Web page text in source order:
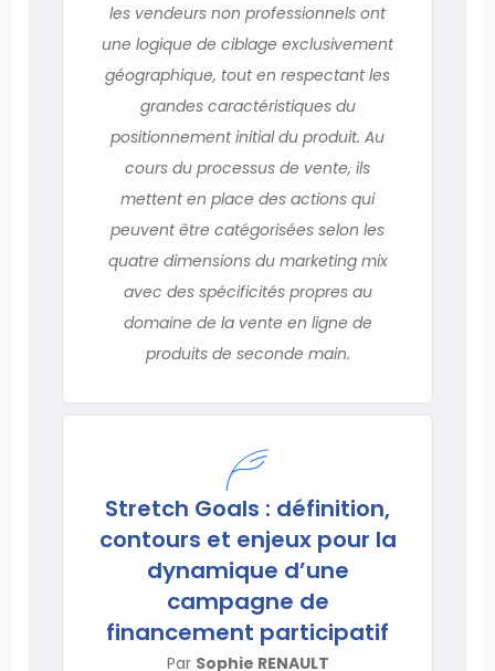
les vendeurs non professionnels ont
une logique de ciblage exclusivement
géographique, tout en respectant les
grandes caractéristiques du
positionnement initial du produit. Au
cours du processus de vente, ils
mettent en place des actions qui
peuvent être catégorisées selon les
quatre dimensions du marketing mix
avec des spécificités propres au
domaine de la vente en ligne de
produits de seconde main.
Stretch Goals : définition,
contours et enjeux pour la
dynamique d’une
campagne de
financement participatif
Par Sophie RENAULT